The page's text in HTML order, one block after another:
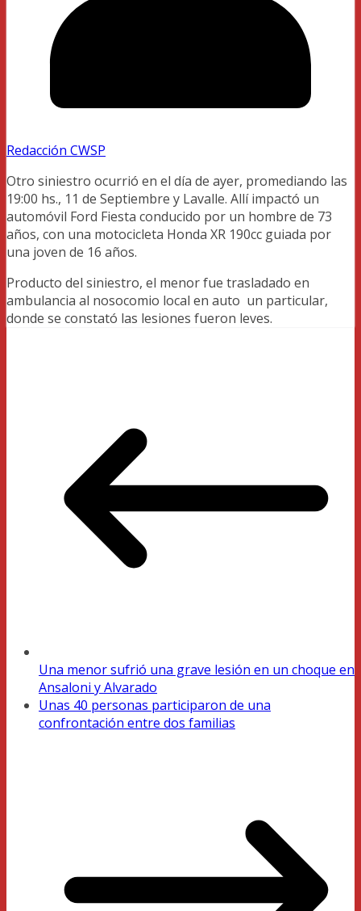
Redacción CWSP
Otro siniestro ocurrió en el día de ayer, promediando las
19:00 hs., 11 de Septiembre y Lavalle. Allí impactó un
automóvil Ford Fiesta conducido por un hombre de 73
años, con una motocicleta Honda XR 190cc guiada por
una joven de 16 años.
Producto del siniestro, el menor fue trasladado en
ambulancia al nosocomio local en auto un particular,
donde se constató las lesiones fueron leves.
Una menor sufrió una grave lesión en un choque en
Ansaloni y Alvarado
Unas 40 personas participaron de una
confrontación entre dos familias